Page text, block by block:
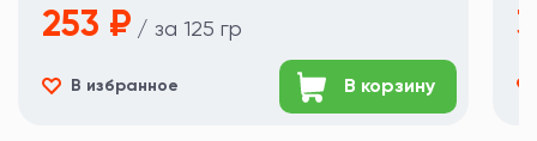
253 ₽ / за 125 гр
В корзину
В избранное